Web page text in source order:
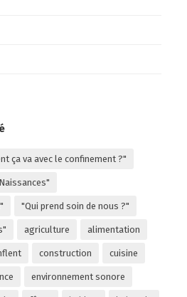
ça va avec le confinement ?"
"Qui prend soin de nous ?"
agriculture alimentation
construction cuisine
environnement sonore